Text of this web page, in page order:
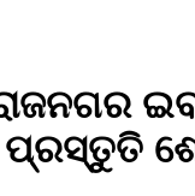
ପ୍ରସ୍ତୁତି